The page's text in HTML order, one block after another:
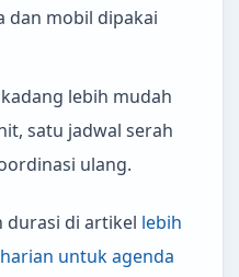
dan mobil dipakai
kadang lebih mudah
satu jadwal serah
ulang.
durasi di artikel lebih
untuk agenda